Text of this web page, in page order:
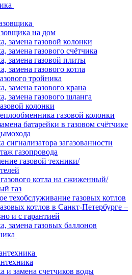
на дом
замена газовой колонки
замена газового счётчика
замена газовой плиты
замена газового котла
тройника
замена газового крана
замена газового шланга
колонки
газовой колонки
батарейки в газовом счётчике
сигнализатора загазованности
газопровода
газовой техники/
котла на сжиженный/
газ
техобслуживание газовых котлов
котлов в Санкт-Петербурге –
и с гарантией
замена газовых баллонов
и замена счетчиков воды